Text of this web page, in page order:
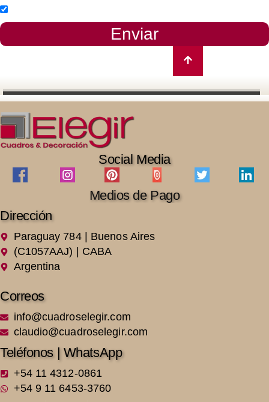
Enviar
Social Media
Medios de Pago
Dirección
Paraguay 784 | Buenos Aires
(C1057AAJ) | CABA
Argentina
Correos
info@cuadroselegir.com
claudio@cuadroselegir.com
Teléfonos | WhatsApp
+54 11 4312-0861
+54 9 11 6453-3760